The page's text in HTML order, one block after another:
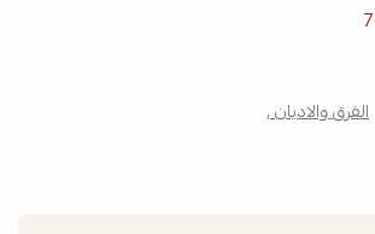
الفرق والاديان ,